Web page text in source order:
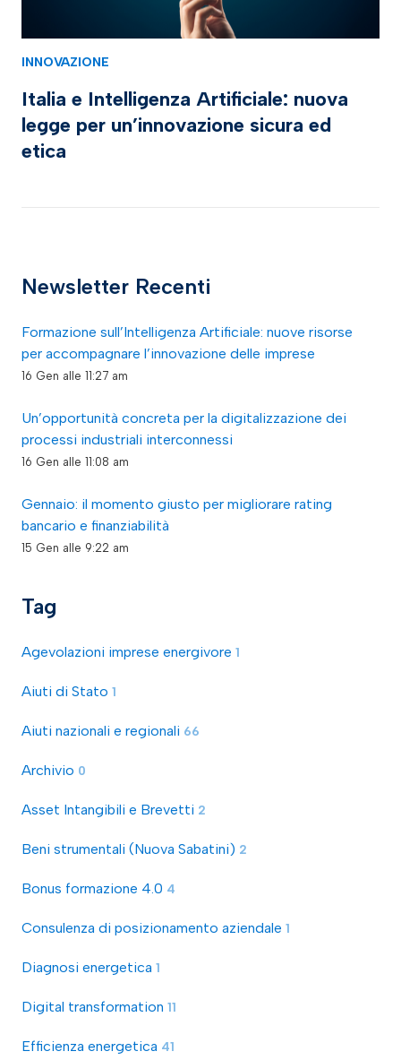
INNOVAZIONE
Italia e Intelligenza Artificiale: nuova
legge per un’innovazione sicura ed
etica
Newsletter Recenti
Formazione sull’Intelligenza Artificiale: nuove risorse
per accompagnare l’innovazione delle imprese
16 Gen alle 11:27 am
Un’opportunità concreta per la digitalizzazione dei
processi industriali interconnessi
16 Gen alle 11:08 am
Gennaio: il momento giusto per migliorare rating
bancario e finanziabilità
15 Gen alle 9:22 am
Tag
Agevolazioni imprese energivore 1
Aiuti di Stato 1
Aiuti nazionali e regionali 66
Archivio 0
Asset Intangibili e Brevetti 2
Beni strumentali (Nuova Sabatini) 2
Bonus formazione 4.0 4
Consulenza di posizionamento aziendale 1
Diagnosi energetica 1
Digital transformation 11
Efficienza energetica 41